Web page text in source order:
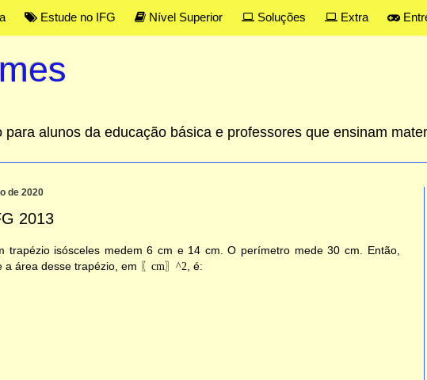
Estude no IFG Nível Superior Soluções Extra
alunos da educação básica e professores que ensinam
de 2020
2013
trapézio isósceles medem 6 cm e 14 cm. O perímetro mede 30 cm. Então,
a área desse trapézio, em 〖 cm〗^2 , é: